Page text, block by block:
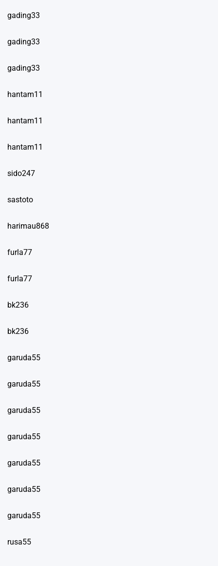
gading33
gading33
gading33
hantam11
hantam11
hantam11
sido247
sastoto
harimau868
furla77
furla77
bk236
bk236
garuda55
garuda55
garuda55
garuda55
garuda55
garuda55
garuda55
rusa55